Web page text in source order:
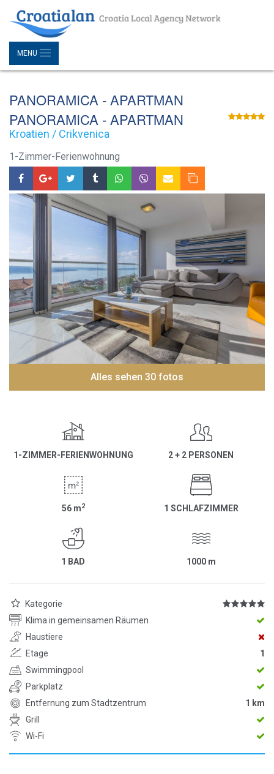
MENU
PANORAMICA - APARTMAN
PANORAMICA - APARTMAN
Kroatien / Crikvenica
1-Zimmer-Ferienwohnung
Alles sehen 30 fotos
1-ZIMMER-FERIENWOHNUNG 2 + 2 PERSONEN
56 m2 1 SCHLAFZIMMER
1 BAD 1000 m
Kategorie
Klima in gemeinsamen Räumen
Haustiere
Etage
1
Swimmingpool
Parkplatz
Entfernung zum Stadtzentrum
1 km
Grill
Wi-Fi